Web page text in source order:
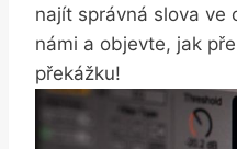
najít správná slova ve
námi a objevte, jak
překážku!